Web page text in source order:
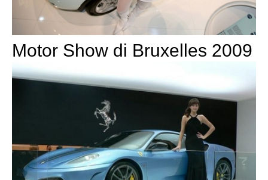
Motor Show di Bruxelles 2009